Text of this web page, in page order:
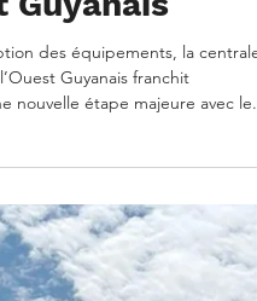
solaires
de la
électrique de
Guyanais
des équipements, la centrale
Guyanais franchit
nouvelle étape majeure avec le...